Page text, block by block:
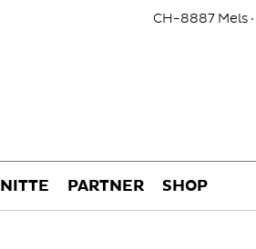
CH-8887 Mels ·
PARTNER SHOP